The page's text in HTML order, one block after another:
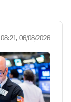
08:21, 06/08/2026